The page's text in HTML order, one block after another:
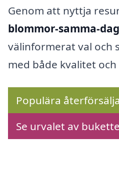
Genom att nyttja
blommor-samma-
välinformerat val och
med både kvalitet och
Populära
Se urvalet av